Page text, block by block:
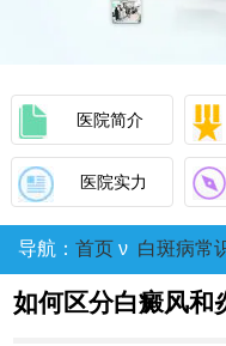
医院简介
医院实力
导航： 首页 ν 白斑病常
如何区分白癜风和